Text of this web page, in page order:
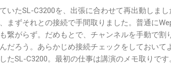
、qpopなどで、このアドレスを受信するよう
の設定は、gmail着信専用アドレス用に作ってお
（差出人、SMTPアカウントなど） で、送信す
送信用のアドレスでなくても良いです。差出人
のアドレスからの着信に見えます。ヘッダを見
いたSL-C3200を、出張に合わせて再出動しまし
まずそれとの接続で手間取りました。普通に
繋がらず。だめもとで、チャンネルを手動で割
だろう。あらかじめ接続チェックをしておいて
たSL-C3200。最初の仕事は講演のメモ取りです